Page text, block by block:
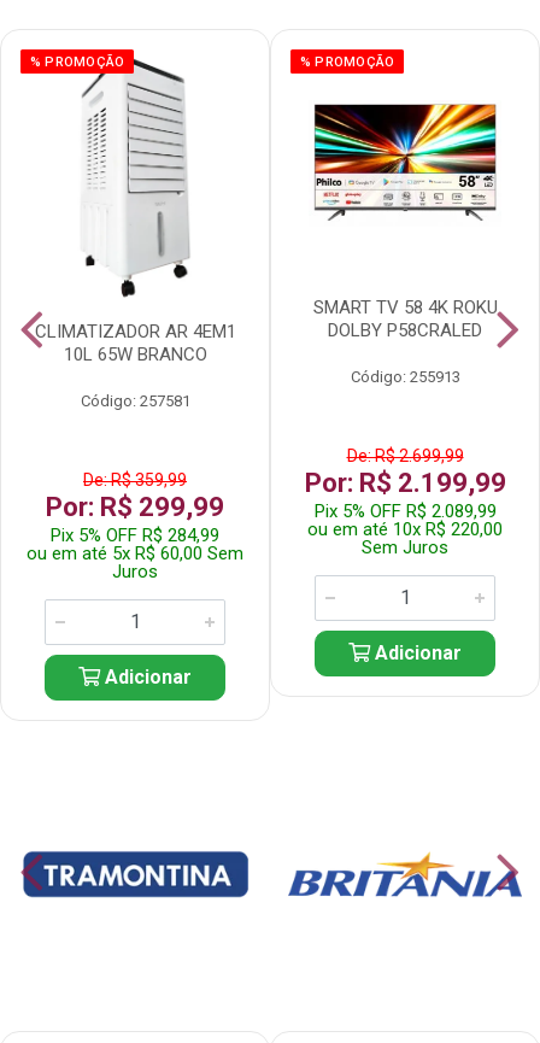
% PROMOÇÃO
CLIMATIZADOR AR 4EM1
10L 65W BRANCO
Código: 257581
De: R$ 359,99
Por: R$ 299,99
Pix 5% OFF R$ 284,99
ou em até 5x R$ 60,00 Sem
Juros
Adicionar
% PROMOÇÃO
SMART TV 58 4K ROKU
DOLBY P58CRALED
Código: 255913
De: R$ 2.699,99
Por: R$ 2.199,99
Pix 5% OFF R$ 2.089,99
ou em até 10x R$ 220,00
Sem Juros
Adicionar